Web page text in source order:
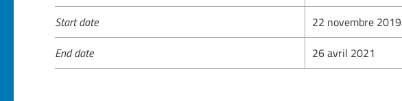
Start date 22 novembre 2019
End date 26 avril 2021